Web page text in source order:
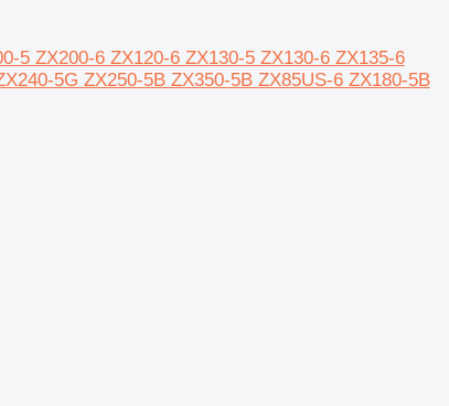
5 ZX200-6 ZX120-6 ZX130-5 ZX130-6 ZX135-6
5G ZX250-5B ZX350-5B ZX85US-6 ZX180-5B